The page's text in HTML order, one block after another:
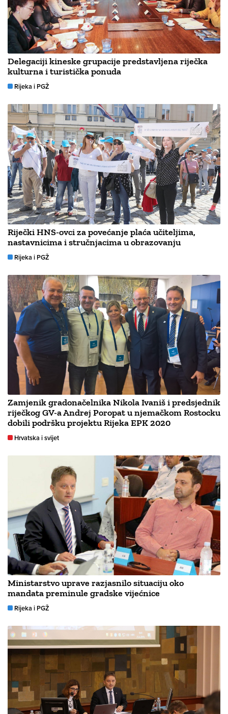
Delegaciji kineske grupacije predstavljena riječka
kulturna i turistička ponuda
Rijeka i PGŽ
Riječki HNS-ovci za povećanje plaća učiteljima,
nastavnicima i stručnjacima u obrazovanju
Rijeka i PGŽ
Zamjenik gradonačelnika Nikola Ivaniš i predsjednik
riječkog GV-a Andrej Poropat u njemačkom Rostocku
dobili podršku projektu Rijeka EPK 2020
Hrvatska i svijet
Ministarstvo uprave razjasnilo situaciju oko
mandata preminule gradske vijećnice
Rijeka i PGŽ